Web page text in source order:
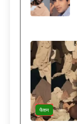
फैशन